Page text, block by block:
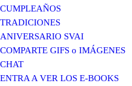
CUMPLEAÑOS
TRADICIONES
ANIVERSARIO SVAI
COMPARTE GIFS o IMÁGENES
CHAT
ENTRA A VER LOS E-BOOKS